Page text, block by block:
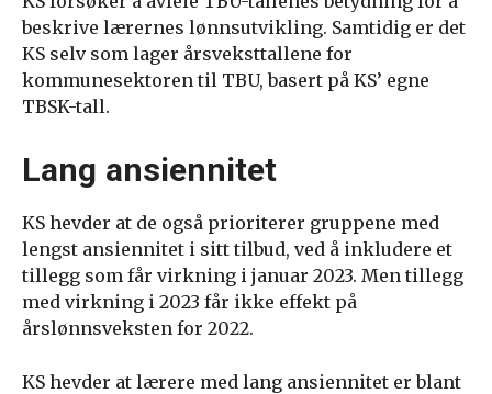
beskrive lærernes lønnsutvikling. Samtidig er det
KS selv som lager årsveksttallene for
kommunesektoren til TBU, basert på KS’ egne
TBSK-tall.
Lang ansiennitet
KS hevder at de også prioriterer gruppene med
lengst ansiennitet i sitt tilbud, ved å inkludere et
tillegg som får virkning i januar 2023. Men tillegg
med virkning i 2023 får ikke effekt på
årslønnsveksten for 2022.
KS hevder at lærere med lang ansiennitet er blant